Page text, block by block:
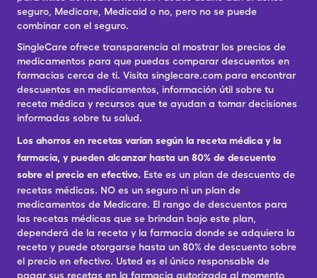
seguro, Medicare, Medicaid o no, pero no se puede
combinar con el seguro.
SingleCare ofrece transparencia al mostrar los precios de
medicamentos para que puedas comparar descuentos en
farmacias cerca de ti. Visita singlecare.com para encontrar
descuentos en medicamentos, información útil sobre tu
receta médica y recursos que te ayudan a tomar decisiones
informadas sobre tu salud.
Los ahorros en recetas varían según la receta médica y la
farmacia, y pueden alcanzar hasta un 80% de descuento
sobre el precio en efectivo. Este es un plan de descuento de
recetas médicas. NO es un seguro ni un plan de
medicamentos de Medicare. El rango de descuentos para
las recetas médicas que se brindan bajo este plan,
dependerá de la receta y la farmacia donde se adquiera la
receta y puede otorgarse hasta un 80% de descuento sobre
el precio en efectivo. Usted es el único responsable de
pagar sus recetas en la farmacia autorizada al momento